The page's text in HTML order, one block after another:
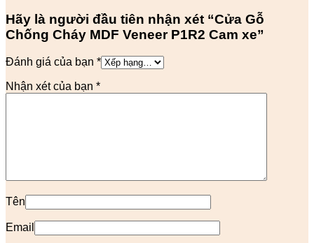
Hãy là người đầu tiên nhận xét “Cửa Gỗ
Chống Cháy MDF Veneer P1R2 Cam xe”
Đánh giá của bạn *
Nhận xét của bạn *
Tên
Email